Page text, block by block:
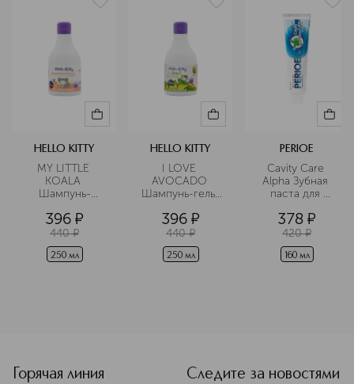
HELLO KITTY
MY LITTLE
KOALA
Шампунь-
экстрактом
396 ¤
440 ¤
250 мл
HELLO KITTY
I LOVE
AVOCADO
Шампунь-гель-
экстрактом
авокадо
396 ¤
440 ¤
250 мл
PERIOE
Cavity Care
Alpha Зубная
паста для
профилактики
кариеса
378 ¤
420 ¤
160 мл
Горячая линия
Следите за новостями